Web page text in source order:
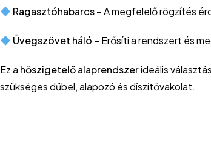
Ragasztóhabarcs –A megfelelő rögzítés
Üvegszövet háló – Erősíti a rendszert és
Ez a hőszigetelő alaprendszerideális választás
szükséges dűbel, alapozó és díszítővakolat.